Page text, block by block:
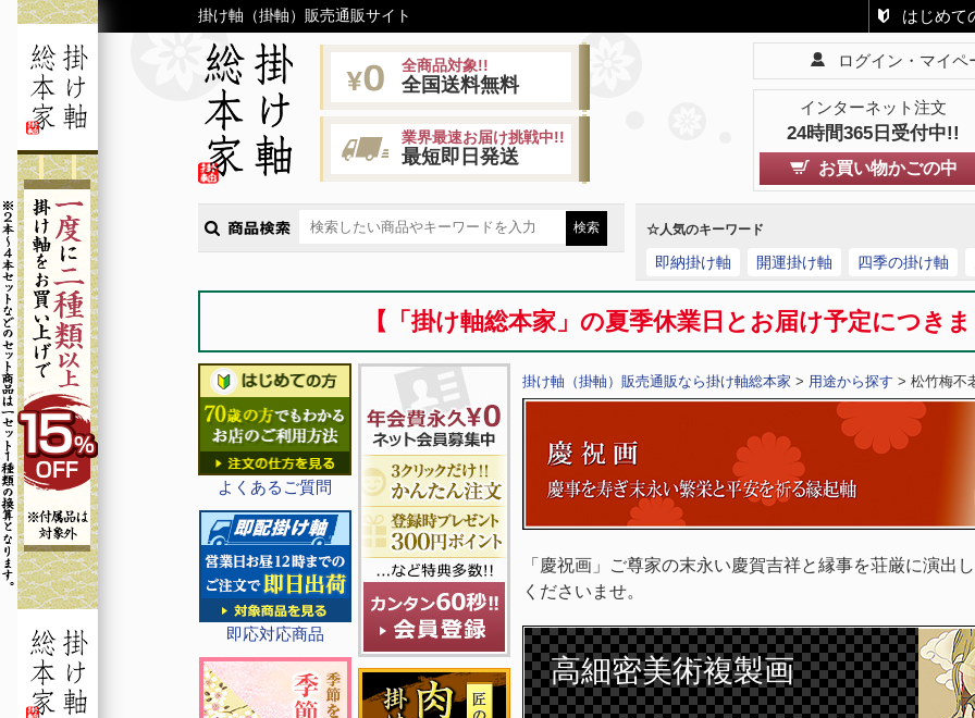
掛け軸（掛軸）販売通販サイト はじめて
全商品対象!!
全国送料無料
業界最速お届け挑戦中!!
最短即日発送
ログイン・マイペ
インターネット注文
24時間365日受付中!!
お買い物かごの中
☆人気のキーワード
即納掛け軸 開運掛け軸 四季の掛け軸
【「掛け軸総本家」の夏季休業日とお届け予定につ
よくあるご質問
即応対応商品
掛け軸（掛軸）販売通販なら掛け軸総本家 > 用途から探す > 松竹梅不
「慶祝画」ご尊家の末永い慶賀吉祥と縁事を荘厳に演出
くださいませ。
高細密美術複製画